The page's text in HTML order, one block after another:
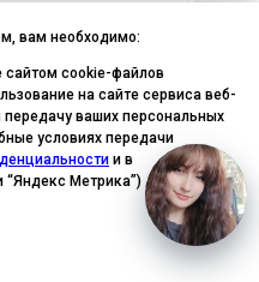
вам необходимо:
сайтом cookie-файлов
на сайте сервиса веб-
ваших персональных
условиях передачи
и в
“Яндекс Метрика”)
в удобный
в MAX